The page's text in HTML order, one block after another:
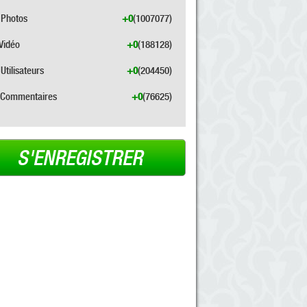
(1007077)
+0
(188128)
+0
(204450)
+0
(76625)
+0
S'ENREGISTRER